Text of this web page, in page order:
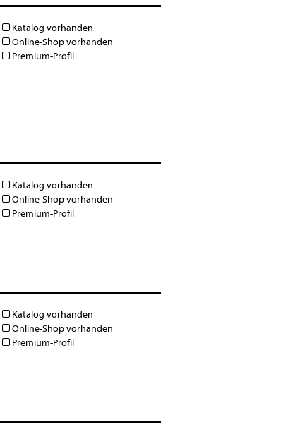
Katalog vorhanden
Online-Shop vorhanden
Premium-Profil
Katalog vorhanden
Online-Shop vorhanden
Premium-Profil
Katalog vorhanden
Online-Shop vorhanden
Premium-Profil